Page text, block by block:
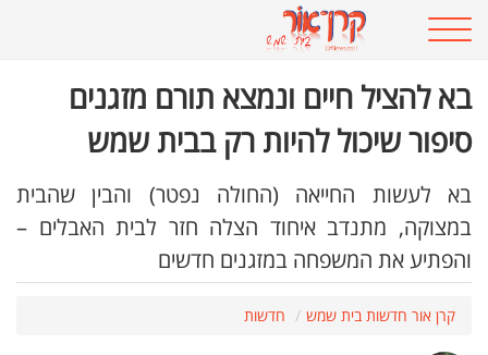
בא להציל חיים ונמצא תורם מזגנים
סיפור שיכול להיות רק בבית שמש
בא לעשות החייאה (החולה נפטר) והבין שהבית
במצוקה, מתנדב איחוד הצלה חזר לבית האבלים –
והפתיע את המשפחה במזגנים חדשים
קרן אור חדשות בית שמש חדשות